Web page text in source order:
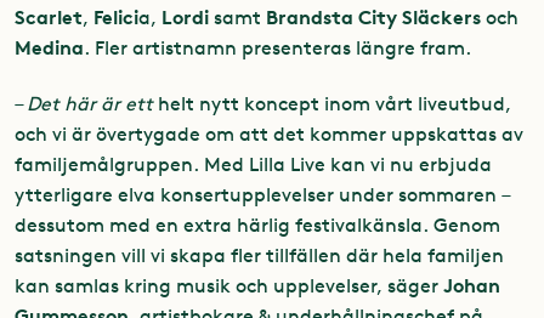
Scarlet, Felicia, Lordi samt Brandsta City Släckers och
Medina. Fler artistnamn presenteras längre fram.
–Det här är ett helt nytt koncept inom vårt liveutbud,
och vi är övertygade om att det kommer uppskattas av
familjemålgruppen. Med Lilla Live kan vi nu erbjuda
ytterligare elva konsertupplevelser under sommaren –
dessutom med en extra härlig festivalkänsla. Genom
satsningen vill vi skapa fler tillfällen där hela familjen
kan samlas kring musik och upplevelser, säger Johan